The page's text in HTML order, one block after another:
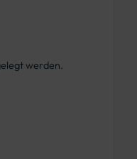
werden.